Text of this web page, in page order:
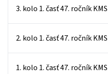
3. kolo 1. časť 47. ročník KMS
2. kolo 1. časť 47. ročník KMS
1. kolo 1. časť 47. ročník KMS